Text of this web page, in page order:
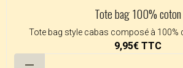
Tote bag 100% coton
Tote bag style cabas composé à 100%
9,95€ TTC